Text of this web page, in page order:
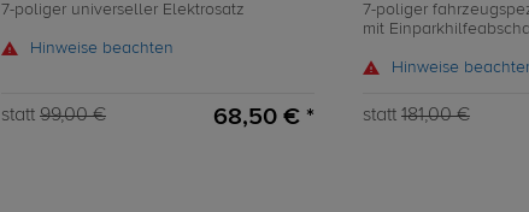
7-poliger universeller Elektrosatz
Hinweise beachten
statt 99,00 € 68,50 € *
7-poliger
mit
Hinweise
statt 181,00 €